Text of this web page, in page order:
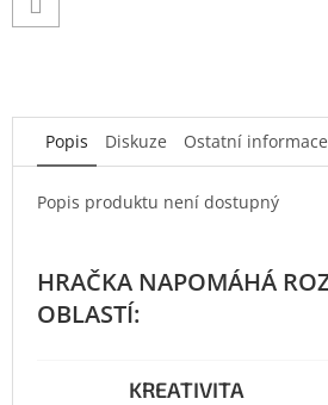
Popis Diskuze Ostatní informace
Popis produktu není dostupný
KREATIVITA